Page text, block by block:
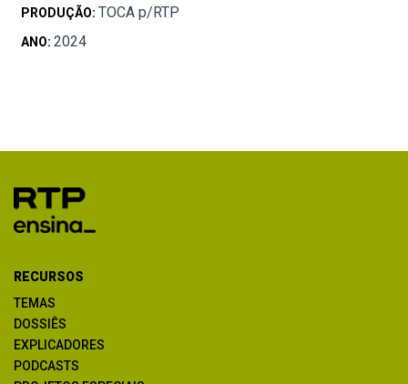
PRODUÇÃO: TOCA p/RTP
ANO: 2024
RECURSOS
TEMAS
DOSSIÊS
EXPLICADORES
PODCASTS